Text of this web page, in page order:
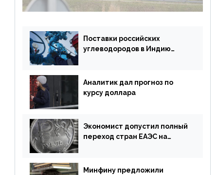
Поставки российских
углеводородов в Индию
Аналитик дал прогноз по
курсу доллара
Экономист допустил полный
переход стран ЕАЭС на
Минфину предложили